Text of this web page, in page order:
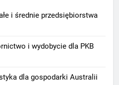
i średnie przedsiębiorstwa
i wydobycie dla PKB
dla gospodarki Australii